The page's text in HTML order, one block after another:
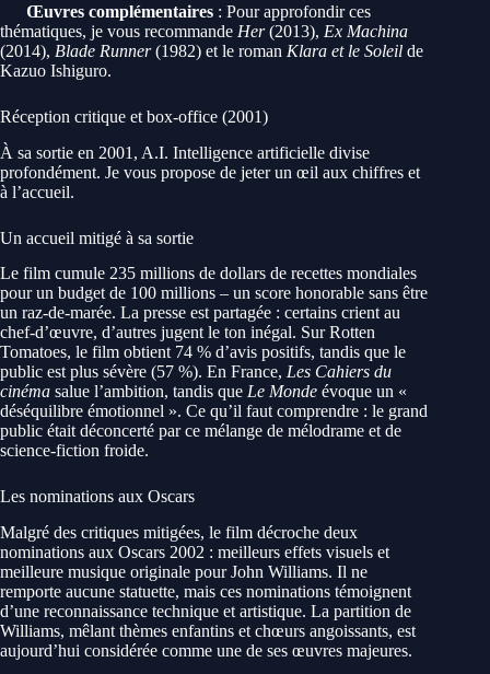
Œuvres complémentaires : Pour approfondir ces
thématiques, je vous recommande Her(2013), Ex Machina
(2014), Blade Runner(1982) et le roman Klara et le Soleil de
Kazuo Ishiguro.
Réception critique et box-office (2001)
À sa sortie en 2001, A.I. Intelligence artificielle divise
profondément. Je vous propose de jeter un œil aux chiffres et
à l’accueil.
Un accueil mitigé à sa sortie
Le film cumule 235 millions de dollars de recettes mondiales
pour un budget de 100 millions – un score honorable sans être
un raz-de-marée. La presse est partagée : certains crient au
chef-d’œuvre, d’autres jugent le ton inégal. Sur Rotten
Tomatoes, le film obtient 74 % d’avis positifs, tandis que le
public est plus sévère (57 %). En France, Les Cahiers du
cinéma salue l’ambition, tandis que Le Monde évoque un «
déséquilibre émotionnel ». Ce qu’il faut comprendre : le grand
public était déconcerté par ce mélange de mélodrame et de
science-fiction froide.
Les nominations aux Oscars
Malgré des critiques mitigées, le film décroche deux
nominations aux Oscars 2002 : meilleurs effets visuels et
meilleure musique originale pour John Williams. Il ne
remporte aucune statuette, mais ces nominations témoignent
d’une reconnaissance technique et artistique. La partition de
Williams, mêlant thèmes enfantins et chœurs angoissants, est
aujourd’hui considérée comme une de ses œuvres majeures.